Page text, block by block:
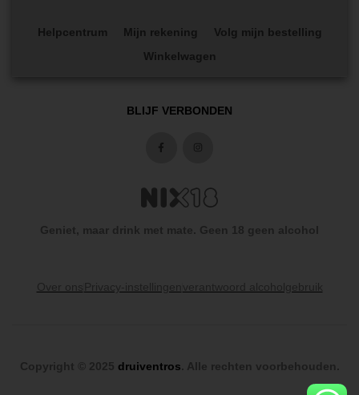
Helpcentrum Mijn rekening
Volg mijn bestelling
Winkelwagen
BLIJF VERBONDEN
Geniet, maar drink met mate. Geen 18 geen alcohol
Over ons Privacy-instellingen verantwoord alcoholgebruik
Copyright © 2025 druiventros. Alle rechten voorbehouden.